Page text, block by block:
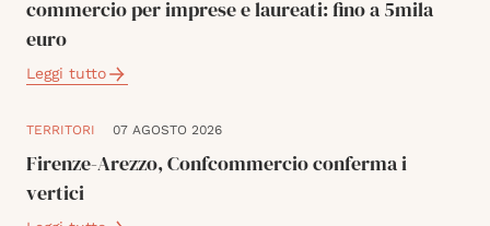
commercio per imprese e laureati: fino a 5mila
euro
Leggi tutto
TERRITORI 07 AGOSTO 2026
Firenze-Arezzo, Confcommercio conferma i
vertici